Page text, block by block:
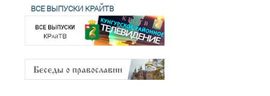
ВСЕ ВЫПУСКИ КРАЙТВ